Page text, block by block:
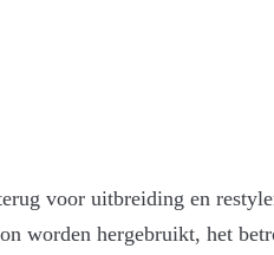
voor uitbreiding en
worden hergebruikt, het